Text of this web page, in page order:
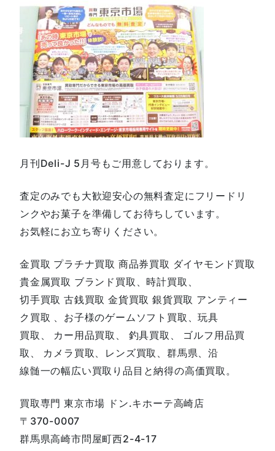
月刊Deli-J 5月号もご用意しております。
査定のみでも大歓迎安心の無料査定にフリードリ
ンクやお菓子を準備してお待ちしています。
お気軽にお立ち寄りください。
金買取 プラチナ買取 商品券買取 ダイヤモンド買取
貴金属買取 ブランド買取、時計買取、
切手買取 古銭買取 金貨買取 銀貨買取 アンティー
ク買取 、お子様のゲームソフト買取、玩具
買取、 カー用品買取、 釣具買取、 ゴルフ用品買
取、 カメラ買取、レンズ買取、群馬県、沿
線髄一の幅広い買取り品目と納得の高価買取。
買取専門 東京市場 ドン.キホーテ高崎店
〒370-0007
群馬県高崎市問屋町西2-4-17